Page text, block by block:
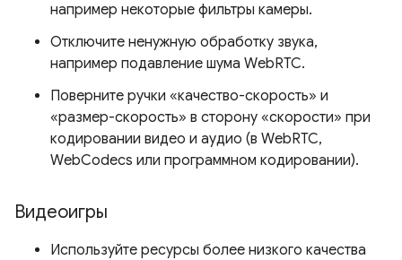
например некоторые фильтры камеры.
Отключите ненужную обработку звука,
например подавление шума WebRTC.
Поверните ручки «качество-скорость» и
«размер-скорость» в сторону «скорости» при
кодировании видео и аудио (в WebRTC,
WebCodecs или программном кодировании).
Видеоигры
Используйте ресурсы более низкого качества